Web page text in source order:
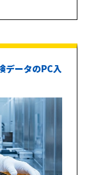
データのPC入